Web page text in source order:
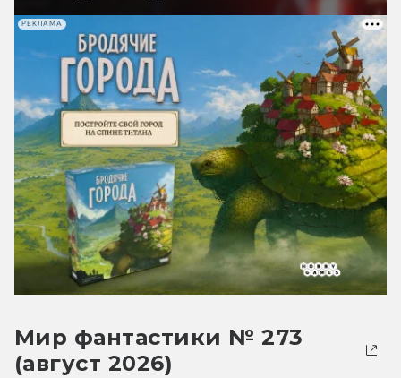
РЕКЛАМА
Мир фантастики № 273
(август 2026)